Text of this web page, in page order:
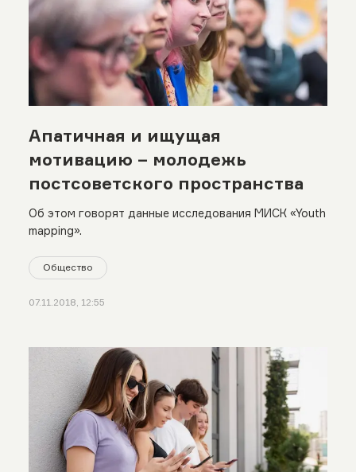
Апатичная и ищущая
мотивацию – молодежь
постсоветского пространства
Об этом говорят данные исследования МИСК «Youth
mapping».
Общество
07.11.2018, 12:55